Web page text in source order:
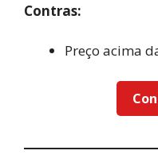
Contras:
Preço acima